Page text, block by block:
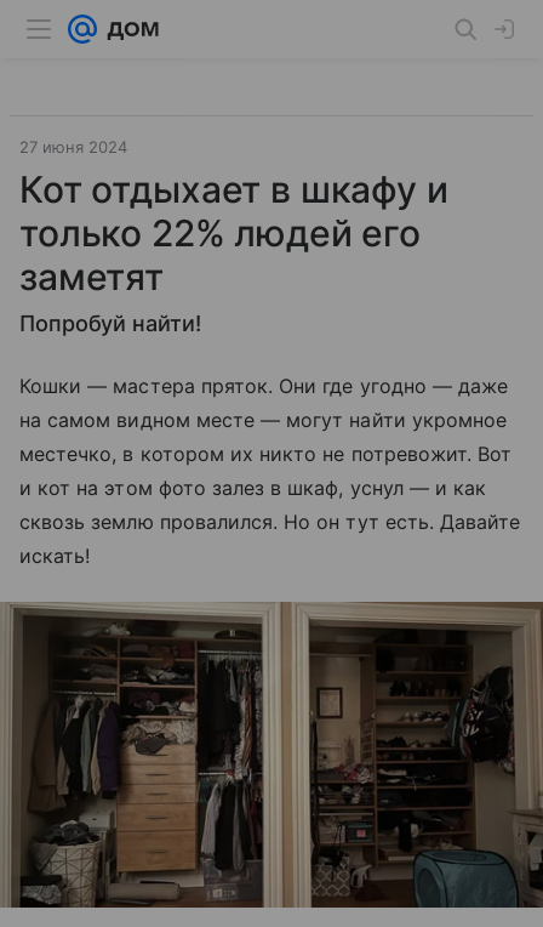
27 июня 2024
Кот отдыхает в шкафу и
только 22% людей его
заметят
Попробуй найти!
Кошки — мастера пряток. Они где угодно — даже
на самом видном месте — могут найти укромное
местечко, в котором их никто не потревожит. Вот
и кот на этом фото залез в шкаф, уснул — и как
сквозь землю провалился. Но он тут есть. Давайте
искать!